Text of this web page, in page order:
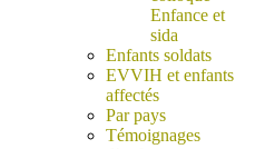
Enfance et
sida
Enfants soldats
EVVIH et enfants
affectés
Par pays
Témoignages